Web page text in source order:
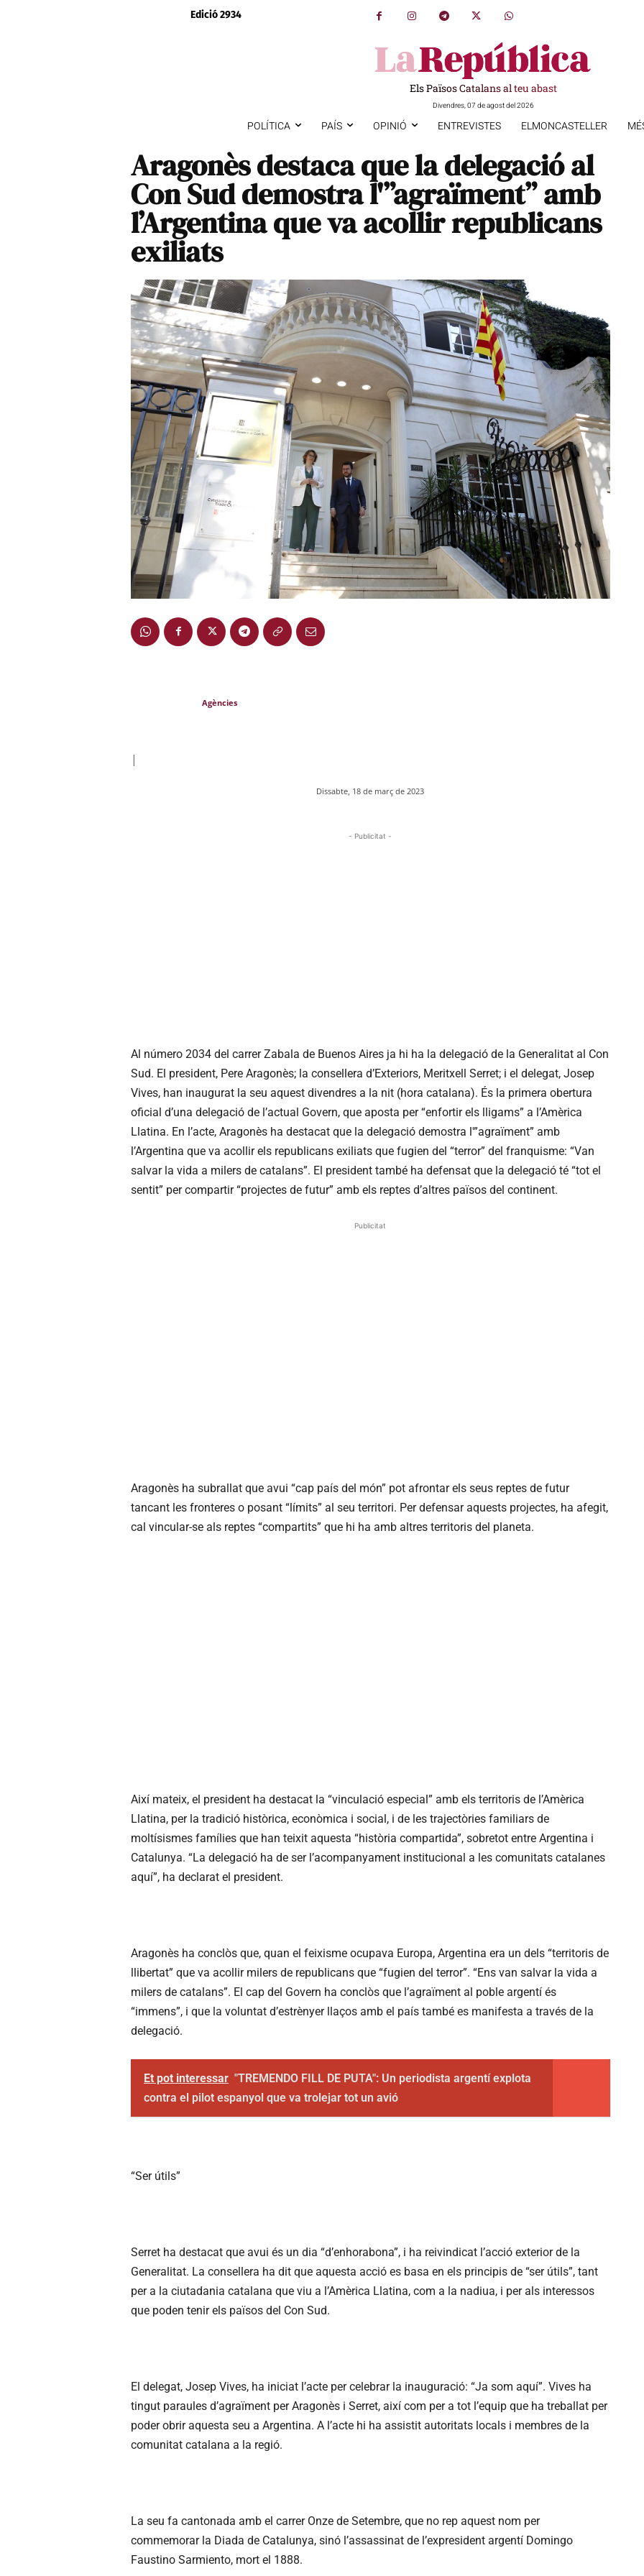
Edició 2934
Els Països Catalans al teu abast
Divendres, 07 de agost del 2026
POLÍTICA PAÍS OPINIÓ ENTREVISTES ELMONCASTELLER
Aragonès destaca que la delegació al
Con Sud demostra l'”agraïment” amb
l’Argentina que va acollir republicans
exiliats
Agències
|
Dissabte, 18 de març de 2023
- Publicitat -
Al número 2034 del carrer Zabala de Buenos Aires ja hi ha la delegació de la Generalitat al Con
Sud. El president, Pere Aragonès; la consellera d’Exteriors, Meritxell Serret; i el delegat, Josep
Vives, han inaugurat la seu aquest divendres a la nit (hora catalana). És la primera obertura
oficial d’una delegació de l’actual Govern, que aposta per “enfortir els lligams” a l’Amèrica
Llatina. En l’acte, Aragonès ha destacat que la delegació demostra l'”agraïment” amb
l’Argentina que va acollir els republicans exiliats que fugien del “terror” del franquisme: “Van
salvar la vida a milers de catalans”. El president també ha defensat que la delegació té “tot el
sentit” per compartir “projectes de futur” amb els reptes d’altres països del continent.
Publicitat
Aragonès ha subrallat que avui “cap país del món” pot afrontar els seus reptes de futur
tancant les fronteres o posant “límits” al seu territori. Per defensar aquests projectes, ha afegit,
cal vincular-se als reptes “compartits” que hi ha amb altres territoris del planeta.
Així mateix, el president ha destacat la “vinculació especial” amb els territoris de l’Amèrica
Llatina, per la tradició històrica, econòmica i social, i de les trajectòries familiars de
moltísismes famílies que han teixit aquesta “història compartida”, sobretot entre Argentina i
Catalunya. “La delegació ha de ser l’acompanyament institucional a les comunitats catalanes
aquí”, ha declarat el president.
Aragonès ha conclòs que, quan el feixisme ocupava Europa, Argentina era un dels “territoris de
llibertat” que va acollir milers de republicans que “fugien del terror”. “Ens van salvar la vida a
milers de catalans”. El cap del Govern ha conclòs que l’agraïment al poble argentí és
“immens”, i que la voluntat d’estrènyer llaços amb el país també es manifesta a través de la
delegació.
Et pot interessar "TREMENDO FILL DE PUTA": Un periodista argentí explota
contra el pilot espanyol que va trolejar tot un avió
“Ser útils”
Serret ha destacat que avui és un dia “d’enhorabona”, i ha reivindicat l’acció exterior de la
Generalitat. La consellera ha dit que aquesta acció es basa en els principis de “ser útils”, tant
per a la ciutadania catalana que viu a l’Amèrica Llatina, com a la nadiua, i per als interessos
que poden tenir els països del Con Sud.
El delegat, Josep Vives, ha iniciat l’acte per celebrar la inauguració: “Ja som aquí”. Vives ha
tingut paraules d’agraïment per Aragonès i Serret, així com per a tot l’equip que ha treballat per
poder obrir aquesta seu a Argentina. A l’acte hi ha assistit autoritats locals i membres de la
comunitat catalana a la regió.
La seu fa cantonada amb el carrer Onze de Setembre, que no rep aquest nom per
commemorar la Diada de Catalunya, sinó l’assassinat de l’expresident argentí Domingo
Faustino Sarmiento, mort el 1888.